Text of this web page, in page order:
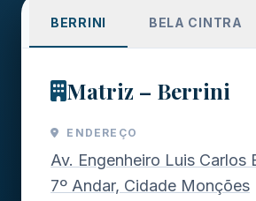
BERRINI BELA CINTRA
Matriz – Berrini
ENDEREÇO
Av. Engenheiro Luis Carlos
7º Andar, Cidade Monções